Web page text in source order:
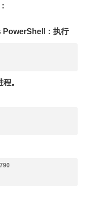
：
：执行
程。